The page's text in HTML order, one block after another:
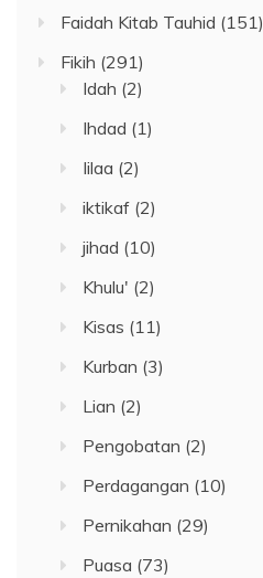
Faidah Kitab Tauhid (151)
Fikih (291)
Idah (2)
Ihdad (1)
Iilaa (2)
iktikaf (2)
jihad (10)
Khulu' (2)
Kisas (11)
Kurban (3)
Lian (2)
Pengobatan (2)
Perdagangan (10)
Pernikahan (29)
Puasa (73)